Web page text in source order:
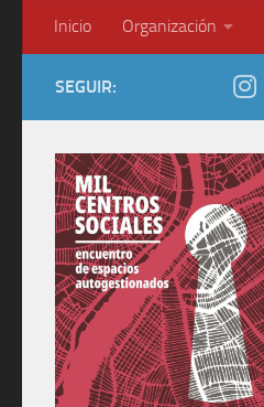
Inicio Organización
SEGUIR: